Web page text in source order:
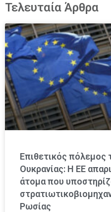
Τελευταία Άρθρα
Επιθετικός πόλεμος
Ουκρανίας: Η ΕΕ
άτομα που
Ρωσίας